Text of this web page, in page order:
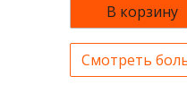
В корзину
Смотреть